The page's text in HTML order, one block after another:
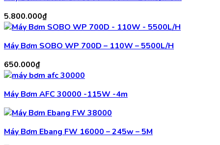
5.800.000₫
Máy Bơm SOBO WP 700D – 110W – 5500L/H
650.000₫
Máy Bơm AFC 30000 -115W -4m
Máy Bơm Ebang FW 16000 – 245w – 5M